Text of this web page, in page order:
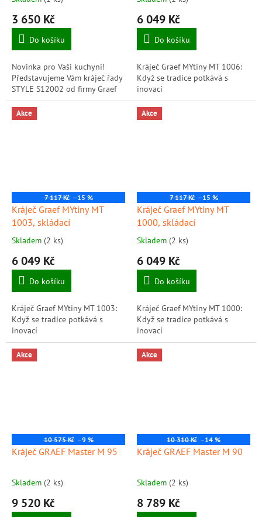
3 650 Kč
Do košíku
Novinka pro Vaši kuchyni!
Představujeme Vám kráječ řady
STYLE S12002 od firmy Graef
6 049 Kč
Do košíku
Kráječ Graef MYtiny MT 1006:
Když se tradice potkává s
inovací
Akce
7 117 Kč –15 %
Kráječ Graef MYtiny MT
1003, skládací
Skladem (2 ks)
6 049 Kč
Do košíku
Kráječ Graef MYtiny MT 1003:
Když se tradice potkává s
inovací
Akce
7 117 Kč –15 %
Kráječ Graef MYtiny MT
1000, skládací
Skladem (2 ks)
6 049 Kč
Do košíku
Kráječ Graef MYtiny MT 1000:
Když se tradice potkává s
inovací
Akce
10 575 Kč –9 %
Kráječ GRAEF Master M 95
Skladem (2 ks)
9 520 Kč
Akce
10 310 Kč –14 %
Kráječ GRAEF Master M 90
Skladem (2 ks)
8 789 Kč